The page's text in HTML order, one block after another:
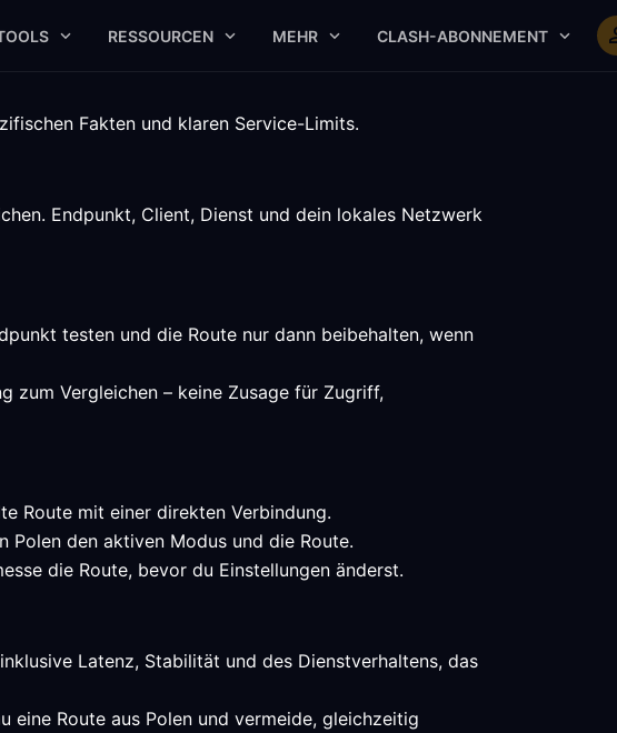
RESSOURCEN MEHR CLASH-ABONNEMENT
Fakten und klaren Service-Limits.
Endpunkt, Client, Dienst und dein lokales Netzwerk
testen und die Route nur dann beibehalten, wenn
zum Vergleichen – keine Zusage für Zugriff,
Route mit einer direkten Verbindung.
den aktiven Modus und die Route.
die Route, bevor du Einstellungen änderst.
Latenz, Stabilität und des Dienstverhaltens, das
eine Route aus Polen und vermeide, gleichzeitig